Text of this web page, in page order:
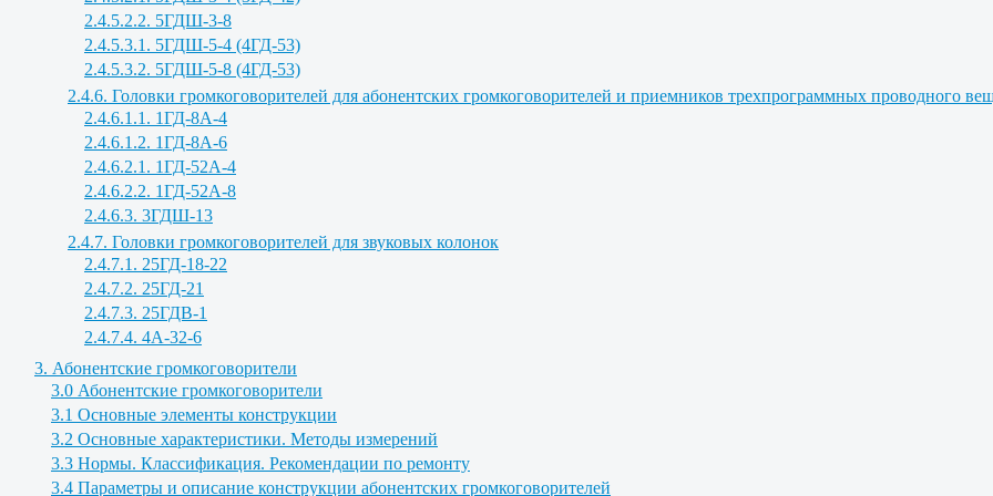
2.4.5.2.2. 5ГДШ-3-8
2.4.5.3.1. 5ГДШ-5-4 (4ГД-53)
2.4.5.3.2. 5ГДШ-5-8 (4ГД-53)
2.4.6. Головки громкоговорителей для абонентских громкоговорителей и приемников трехпрограммных проводного
2.4.6.1.1. 1ГД-8А-4
2.4.6.1.2. 1ГД-8А-6
2.4.6.2.1. 1ГД-52А-4
2.4.6.2.2. 1ГД-52А-8
2.4.6.3. 3ГДШ-13
2.4.7. Головки громкоговорителей для звуковых колонок
2.4.7.1. 25ГД-18-22
2.4.7.2. 25ГД-21
2.4.7.3. 25ГДВ-1
2.4.7.4. 4А-32-6
3. Абонентские громкоговорители
3.0 Абонентские громкоговорители
3.1 Основные элементы конструкции
3.2 Основные характеристики. Методы измерений
3.3 Нормы. Классификация. Рекомендации по ремонту
3.4 Параметры и описание конструкции абонентских громкоговорителей